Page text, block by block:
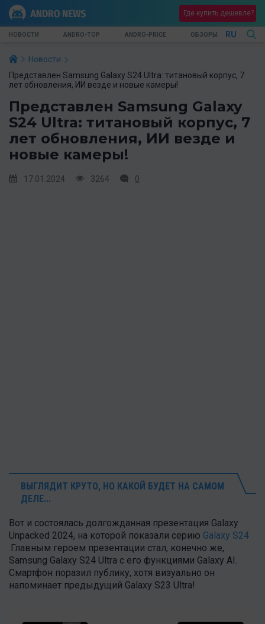
Где купить дешевле?
НОВОСТИ ANDRO-TOP ANDRO-PRICE ОБЗОРЫ RU
Новости
Представлен Samsung Galaxy S24 Ultra: титановый корпус, 7
лет обновления, ИИ везде и новые камеры!
Представлен Samsung Galaxy
S24 Ultra: титановый корпус, 7
лет обновления, ИИ везде и
новые камеры!
17.01.2024 3264 0
ВЫГЛЯДИТ КРУТО, НО КАКОЙ БУДЕТ НА САМОМ
ДЕЛЕ...
Вот и состоялась долгожданная презентация Galaxy
Unpacked 2024, на которой показали серию Galaxy S24
Главным героем презентации стал, конечно же,
Samsung Galaxy S24 Ultra с его функциями Galaxy AI.
Смартфон поразил публику, хотя визуально он
напоминает предыдущий Galaxy S23 Ultra!